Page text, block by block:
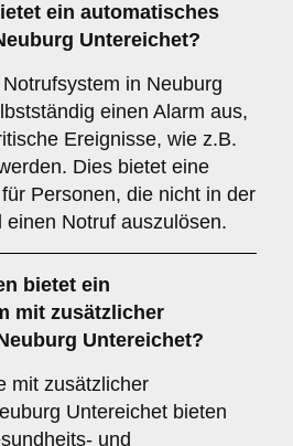
ein automatisches
Untereichet?
in Neuburg
einen Alarm aus,
Ereignisse, wie z.B.
Dies bietet eine
Personen, die nicht in der
einen Notruf auszulösen.
bietet ein
mit zusätzlicher
Untereichet?
mit zusätzlicher
Untereichet bieten
und